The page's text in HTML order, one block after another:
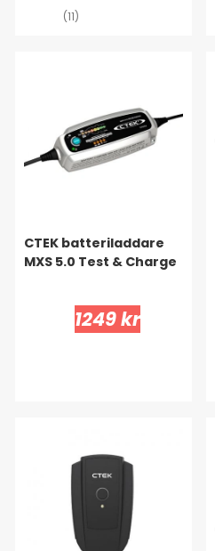
(11)
CTEK batteriladdare
MXS 5.0 Test & Charge
1249 kr